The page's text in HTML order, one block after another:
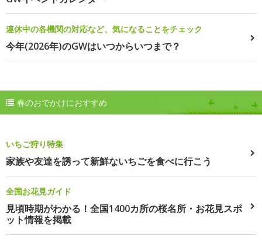
連休中の各機関の対応など、気になることをチェック
今年(2026年)のGWはいつからいつまで？
春のおでかけにおすすめ
いちご狩り特集
家族や友達を誘って新鮮ないちごを食べに行こう
全国お花見ガイド
見頃時期がわかる！全国1400カ所の桜名所・お花見スポ
ット情報を掲載